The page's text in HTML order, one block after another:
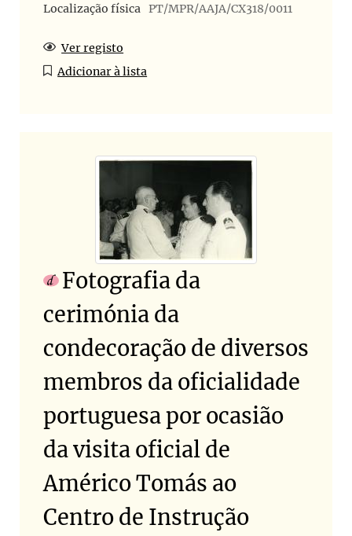
Localização física PT/MPR/AAJA/CX318/0011
Ver registo
Adicionar à lista
Fotografia da
cerimónia da
condecoração de diversos
membros da oficialidade
portuguesa por ocasião
da visita oficial de
Américo Tomás ao
Centro de Instrução